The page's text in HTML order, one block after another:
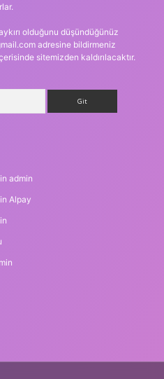
olduğunu düşündüğünüz
adresine bildirmeniz
sitemizden kaldırılacaktır.
admin
Alpay